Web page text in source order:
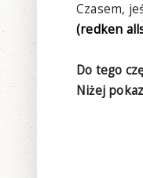
Czasem,
(redken
Do tego
Niżej